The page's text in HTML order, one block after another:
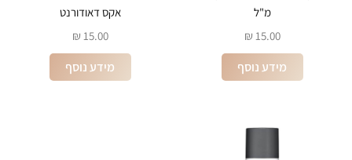
מ"ל
15.00
₪
מידע נוסף
אקס דאודורנט
15.00
₪
מידע נוסף